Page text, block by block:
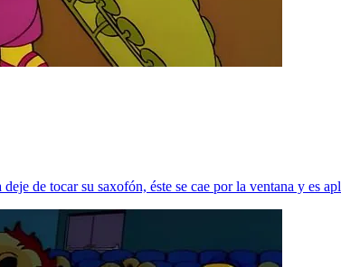
de tocar su saxofón, éste se cae por la ventana y es